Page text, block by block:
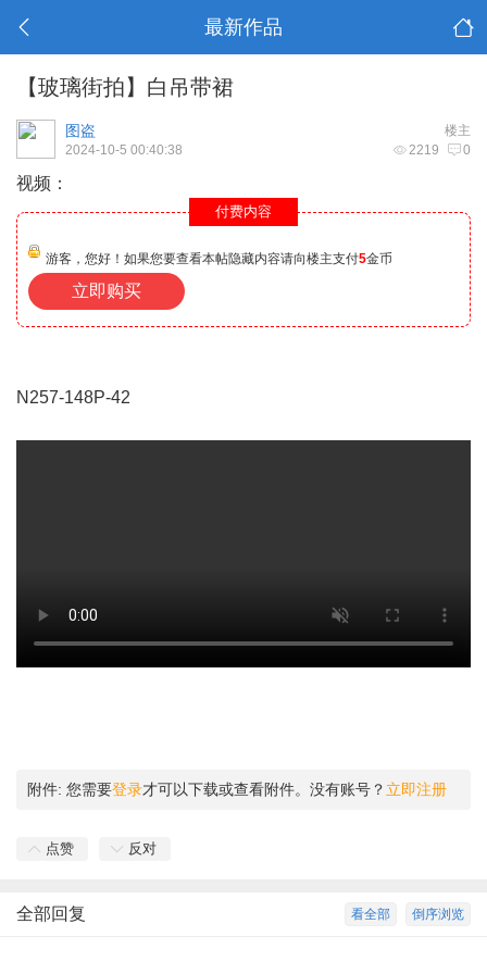
最新作品
【玻璃街拍】白吊带裙
楼主
图盗
2219 0
2024-10-5 00:40:38
视频：
付费内容
游客，您好！如果您要查看本帖隐藏内容请向楼主支付5金币
立即购买
N257-148P-42
附件: 您需要登录才可以下载或查看附件。没有账号？ 立即注册
点赞 反对
倒序浏览
看全部
全部回复